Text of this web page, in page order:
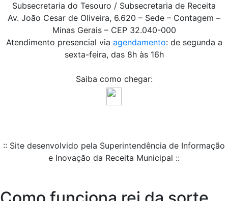
Subsecretaria do Tesouro / Subsecretaria de Receita
Av. João Cesar de Oliveira, 6.620 – Sede – Contagem –
Minas Gerais – CEP 32.040-000
Atendimento presencial via agendamento: de segunda a
sexta-feira, das 8h às 16h
Saiba como chegar:
:: Site desenvolvido pela Superintendência de Informação
e Inovação da Receita Municipal ::